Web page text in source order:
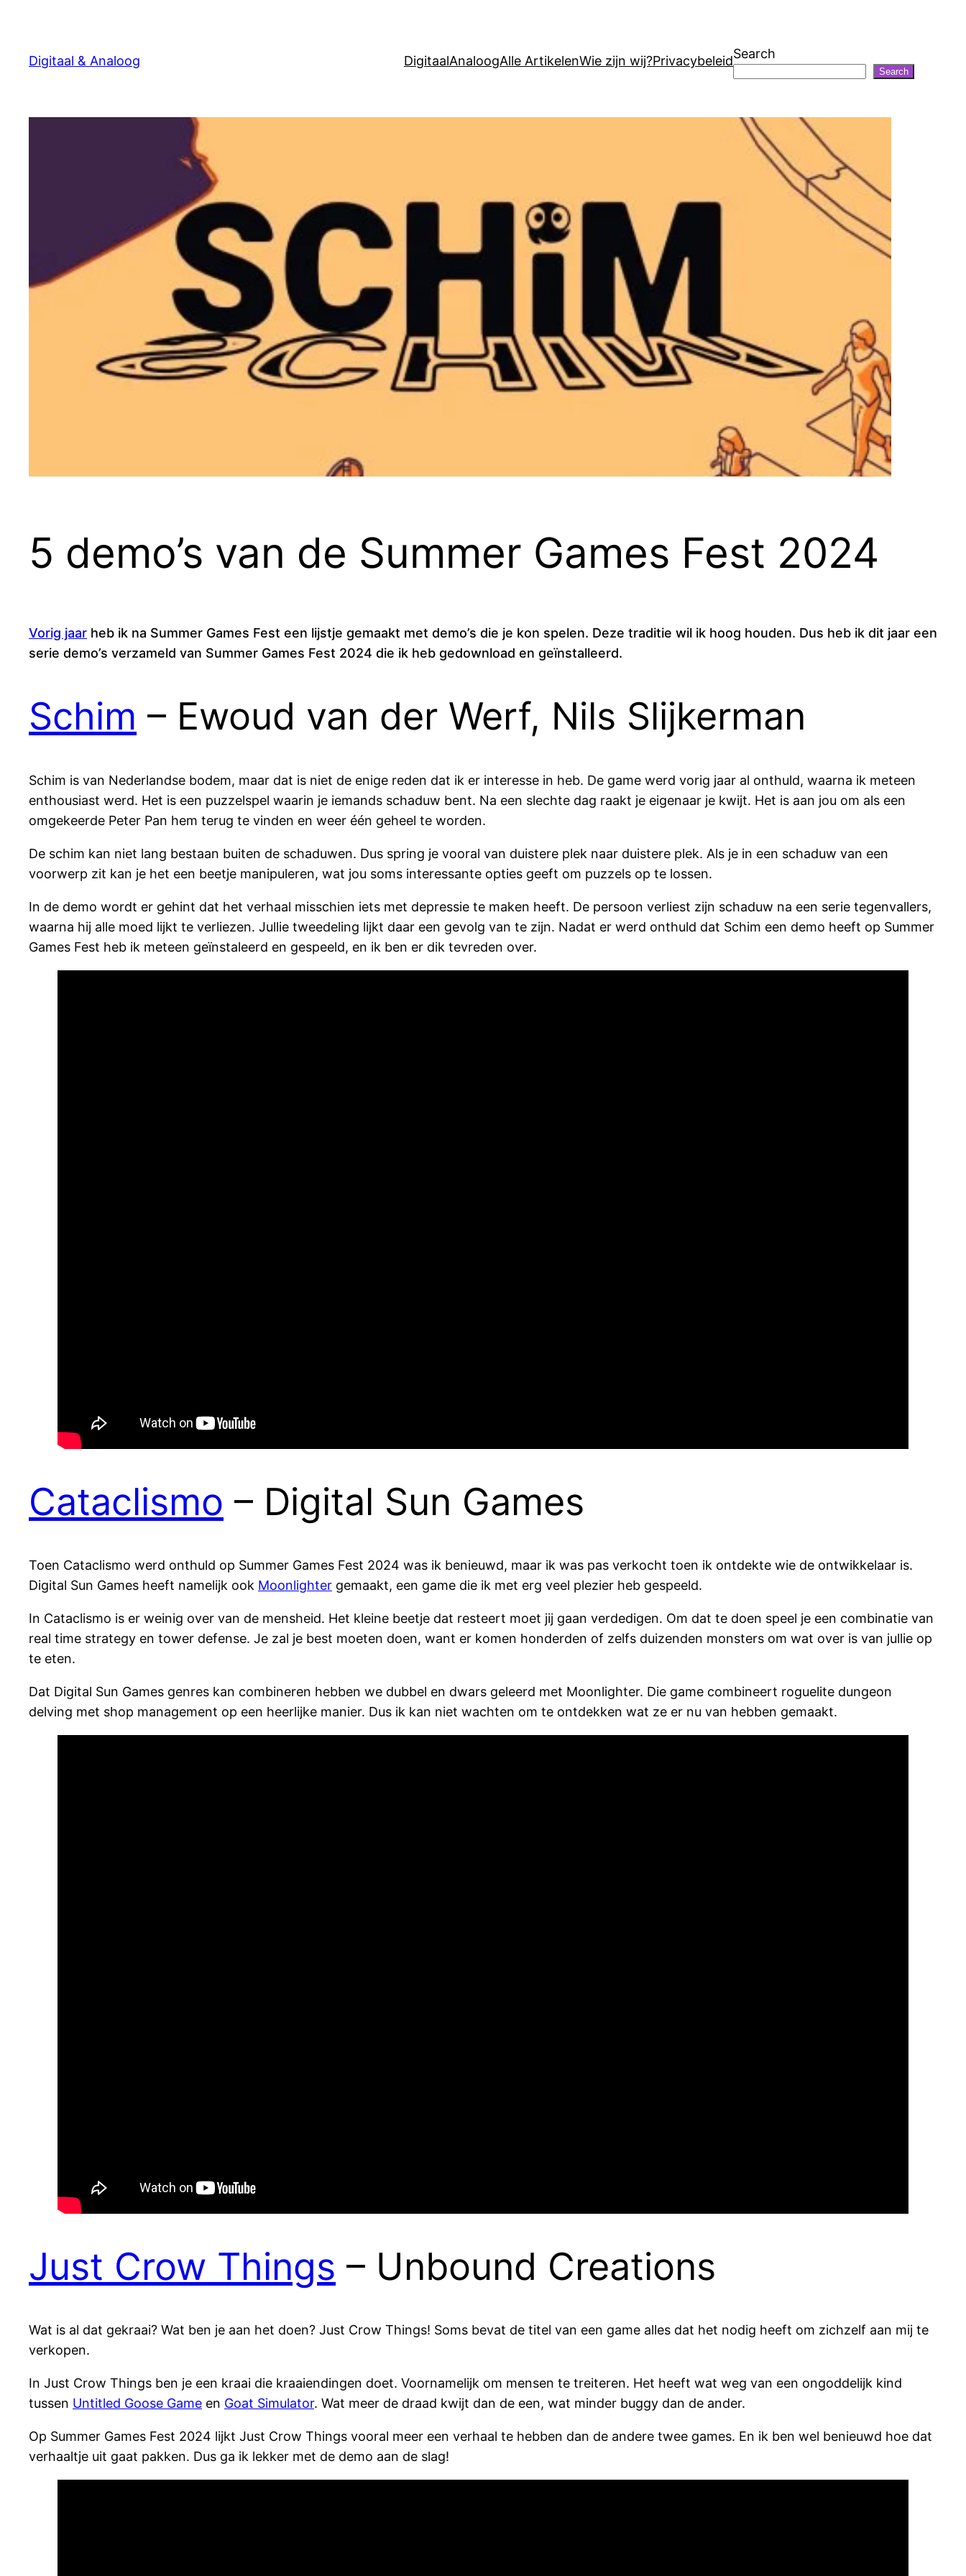
Digitaal & Analoog DigitaalAnaloogAlle ArtikelenWie zijn wij?PrivacybeleidSearch
Search
5 demo’s van de Summer Games Fest 2024
Vorig jaar heb ik na Summer Games Fest een lijstje gemaakt met demo’s die je kon spelen. Deze traditie wil ik hoog houden. Dus heb ik dit jaar een
serie demo’s verzameld van Summer Games Fest 2024 die ik heb gedownload en geïnstalleerd.
Schim – Ewoud van der Werf, Nils Slijkerman
Schim is van Nederlandse bodem, maar dat is niet de enige reden dat ik er interesse in heb. De game werd vorig jaar al onthuld, waarna ik meteen
enthousiast werd. Het is een puzzelspel waarin je iemands schaduw bent. Na een slechte dag raakt je eigenaar je kwijt. Het is aan jou om als een
omgekeerde Peter Pan hem terug te vinden en weer één geheel te worden.
De schim kan niet lang bestaan buiten de schaduwen. Dus spring je vooral van duistere plek naar duistere plek. Als je in een schaduw van een
voorwerp zit kan je het een beetje manipuleren, wat jou soms interessante opties geeft om puzzels op te lossen.
In de demo wordt er gehint dat het verhaal misschien iets met depressie te maken heeft. De persoon verliest zijn schaduw na een serie tegenvallers,
waarna hij alle moed lijkt te verliezen. Jullie tweedeling lijkt daar een gevolg van te zijn. Nadat er werd onthuld dat Schim een demo heeft op Summer
Games Fest heb ik meteen geïnstaleerd en gespeeld, en ik ben er dik tevreden over.
Cataclismo – Digital Sun Games
Toen Cataclismo werd onthuld op Summer Games Fest 2024 was ik benieuwd, maar ik was pas verkocht toen ik ontdekte wie de ontwikkelaar is.
Digital Sun Games heeft namelijk ook Moonlighter gemaakt, een game die ik met erg veel plezier heb gespeeld.
In Cataclismo is er weinig over van de mensheid. Het kleine beetje dat resteert moet jij gaan verdedigen. Om dat te doen speel je een combinatie van
real time strategy en tower defense. Je zal je best moeten doen, want er komen honderden of zelfs duizenden monsters om wat over is van jullie op
te eten.
Dat Digital Sun Games genres kan combineren hebben we dubbel en dwars geleerd met Moonlighter. Die game combineert roguelite dungeon
delving met shop management op een heerlijke manier. Dus ik kan niet wachten om te ontdekken wat ze er nu van hebben gemaakt.
Just Crow Things – Unbound Creations
Wat is al dat gekraai? Wat ben je aan het doen? Just Crow Things! Soms bevat de titel van een game alles dat het nodig heeft om zichzelf aan mij te
verkopen.
In Just Crow Things ben je een kraai die kraaiendingen doet. Voornamelijk om mensen te treiteren. Het heeft wat weg van een ongoddelijk kind
tussen Untitled Goose Game en Goat Simulator. Wat meer de draad kwijt dan de een, wat minder buggy dan de ander.
Op Summer Games Fest 2024 lijkt Just Crow Things vooral meer een verhaal te hebben dan de andere twee games. En ik ben wel benieuwd hoe dat
verhaaltje uit gaat pakken. Dus ga ik lekker met de demo aan de slag!